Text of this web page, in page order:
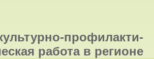
профилакти-
работа в регионе